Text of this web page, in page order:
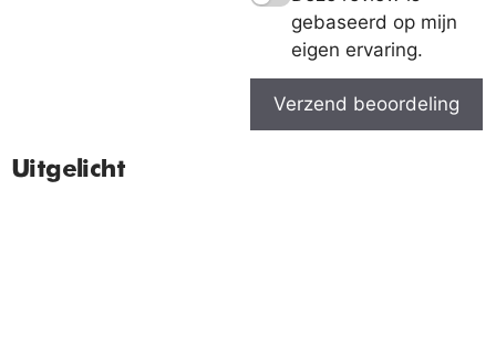
gebaseerd op mijn
eigen ervaring.
Verzend beoordeling
Uitgelicht